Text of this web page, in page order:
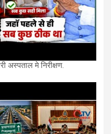
अस्पताल मे निरीक्षण.